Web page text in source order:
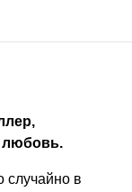
любовь.
случайно в